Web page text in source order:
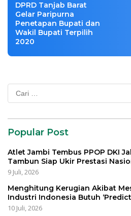
DPRD Tanjab Barat
Gelar Paripurna
Penetapan Bupati dan
Wakil Bupati Terpilih
2020
Cari
untuk:
Popular Post
Atlet Jambi Tembus PPOP DKI
Tambun Siap Ukir Prestasi
9 Juli, 2026
Menghitung Kerugian Akibat
Industri Indonesia Butuh
10 Juli, 2026